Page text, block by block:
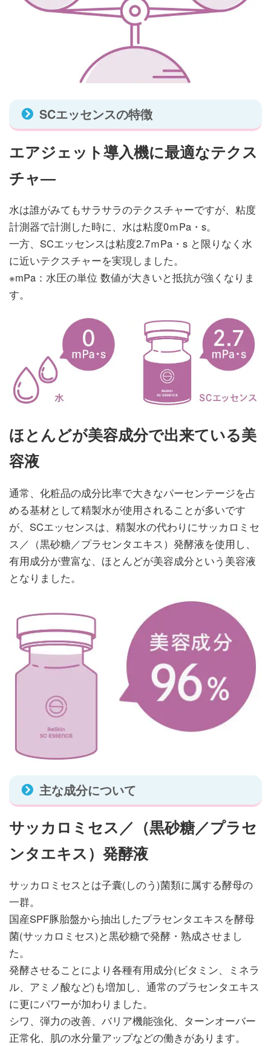
SCエッセンスの特徴
エアジェット導入機に最適なテクス
チャ―
水は誰がみてもサラサラのテクスチャーですが、粘度
計測器で計測した時に、水は粘度0ｍPa・s。
一方、SCエッセンスは粘度2.7ｍPa・s と限りなく水
に近いテクスチャーを実現しました。
※mPa：水圧の単位 数値が大きいと抵抗が強くなりま
す。
ほとんどが美容成分で出来ている美
容液
通常、化粧品の成分比率で大きなパーセンテージを占
める基材として精製水が使用されることが多いです
が、SCエッセンスは、精製水の代わりにサッカロミセ
ス／（黒砂糖／プラセンタエキス）発酵液を使用し、
有用成分が豊富な、ほとんどが美容成分という美容液
となりました。
主な成分について
サッカロミセス／（黒砂糖／プラセ
ンタエキス）発酵液
サッカロミセスとは子囊(しのう)菌類に属する酵母の
一群。
国産SPF豚胎盤から抽出したプラセンタエキスを酵母
菌(サッカロミセス)と黒砂糖で発酵・熟成させまし
た。
発酵させることにより各種有用成分(ビタミン、ミネラ
ル、アミノ酸など)も増加し、通常のプラセンタエキス
に更にパワーが加わりました。
シワ、弾力の改善、バリア機能強化、ターンオーバー
正常化、肌の水分量アップなどの働きがあります。